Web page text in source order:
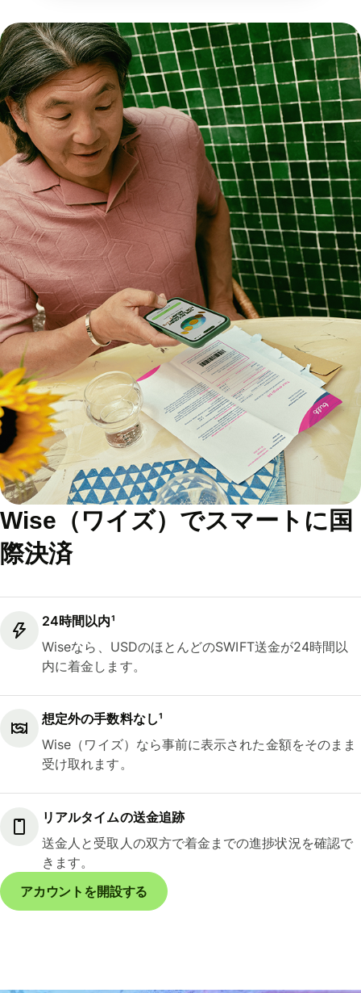
Wise（ワイズ）でスマートに国
際決済
24時間以内¹
Wiseなら、USDのほとんどのSWIFT送金が24時間以
内に着金します。
想定外の手数料なし¹
Wise（ワイズ）なら事前に表示された金額をそのまま
受け取れます。
リアルタイムの送金追跡
送金人と受取人の双方で着金までの進捗状況を確認で
きます。
アカウントを開設する